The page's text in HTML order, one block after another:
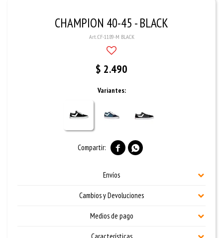
CHAMPION 40-45 - BLACK
CF-1189-M BLACK
$ 2.490
Variantes:
 
Envíos
Cambios y Devoluciones
Medios de pago